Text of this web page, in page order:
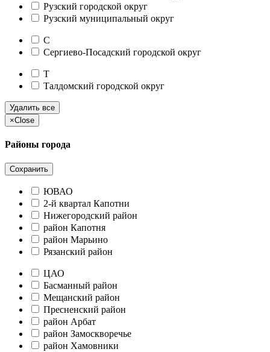
Рузский городской округ
Рузский муниципальный округ
С
Сергиево-Посадский городской округ
Т
Талдомский городской округ
Удалить все
×Close
Районы города
Сохранить
ЮВАО
2-й квартал Капотни
Нижегородский район
район Капотня
район Марьино
Рязанский район
ЦАО
Басманный район
Мещанский район
Пресненский район
район Арбат
район Замоскворечье
район Хамовники